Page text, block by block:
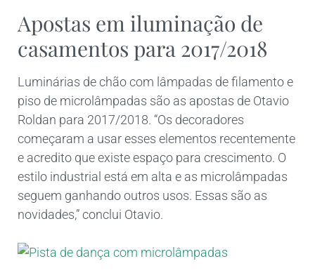
Apostas em iluminação de
casamentos para 2017/2018
Luminárias de chão com lâmpadas de filamento e
piso de microlâmpadas são as apostas de Otavio
Roldan para 2017/2018. “Os decoradores
começaram a usar esses elementos recentemente
e acredito que existe espaço para crescimento. O
estilo industrial está em alta e as microlâmpadas
seguem ganhando outros usos. Essas são as
novidades,” conclui Otavio.